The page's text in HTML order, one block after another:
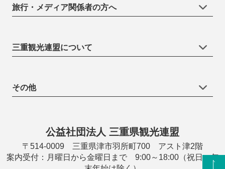
旅行・メディア関係者の方へ
三重観光連盟について
その他
公益社団法人 三重県観光連盟
〒514-0009 三重県津市羽所町700 アスト津2階
案内受付：月曜日から金曜日まで 9:00～18:00（祝日・年